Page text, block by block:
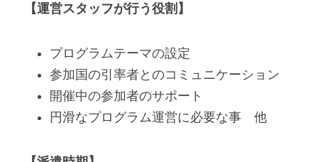
【運営スタッフが行う役割】
プログラムテーマの設定
参加国の引率者とのコミュニケーション
開催中の参加者のサポート
円滑なプログラム運営に必要な事　他